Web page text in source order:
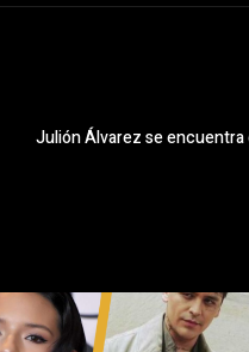
Julión Álvarez se encuentra